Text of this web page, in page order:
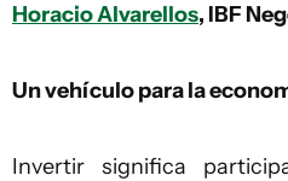
Horacio Alvarellos, IBF
Un vehículo para la
Invertir significa